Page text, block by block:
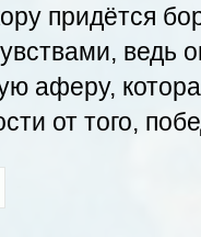
придётся
ведь
аферу,
от того,